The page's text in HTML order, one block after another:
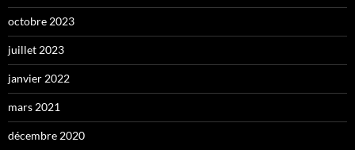
octobre 2023
juillet 2023
janvier 2022
mars 2021
décembre 2020